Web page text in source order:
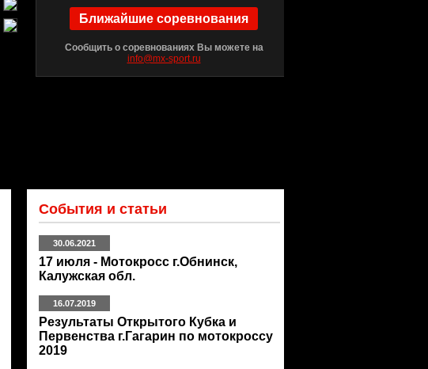
Ближайшие соревнования
Сообщить о соревнованиях Вы можете на
info@mx-sport.ru
События и статьи
30.06.2021
17 июля - Мотокросс г.Обнинск,
Калужская обл.
16.07.2019
Результаты Открытого Кубка и
Первенства г.Гагарин по мотокроссу
2019